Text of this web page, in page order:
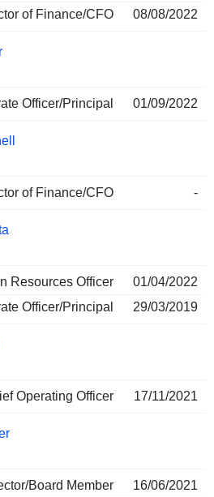
of Finance/CFO
08/08/2022
Officer/Principal 01/09/2022
of Finance/CFO -
Resources Officer
01/04/2022
Officer/Principal
29/03/2019
Operating Officer 17/11/2021
Board Member
16/06/2021